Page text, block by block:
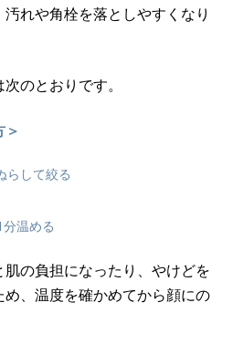
れや角栓を落としやすくなり
のとおりです。
らして絞る
温める
の負担になったり、やけどを
、温度を確かめてから顔にの